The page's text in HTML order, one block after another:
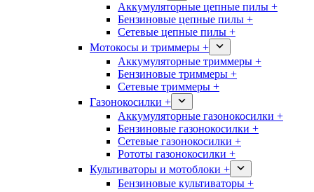
Аккумуляторные цепные пилы +
Бензиновые цепные пилы +
Сетевые цепные пилы +
Мотокосы и триммеры +
Аккумуляторные триммеры +
Бензиновые триммеры +
Сетевые триммеры +
Газонокосилки +
Аккумуляторные газонокосилки +
Бензиновые газонокосилки +
Сетевые газонокосилки +
Рототы газонокосилки +
Культиваторы и мотоблоки +
Бензиновые культиваторы +